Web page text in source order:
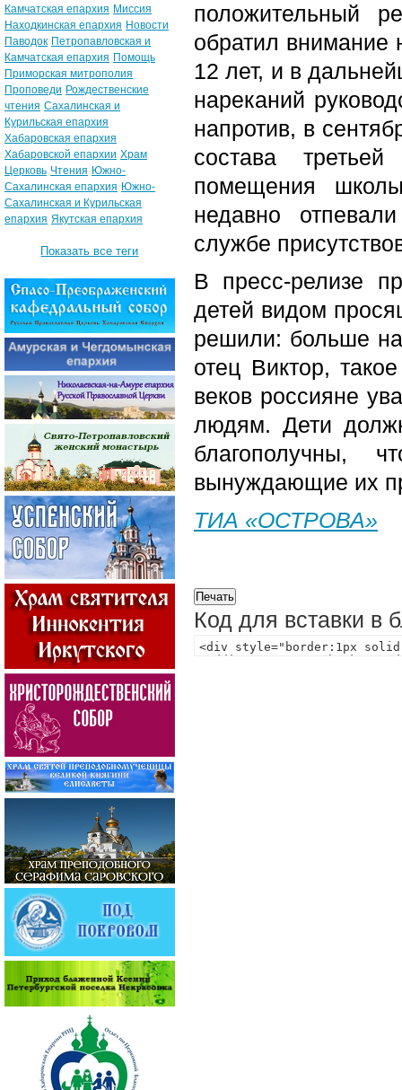
положительный
обратил внимание
12 лет, и в
нареканий
напротив, в
состава
помещения
недавно
службе
В пресс-релизе
детей видом
решили: больше на
отец Виктор,
веков россияне
людям. Дети
благополучны,
вынуждающие их
ТИА «ОСТРОВА»
Код для вставки в
Камчатская епархия Миссия
Находкинская епархия Новости
Паводок Петропавловская и
Камчатская епархия Помощь
Приморская митрополия
Проповеди Рождественские
чтения Сахалинская и
Курильская епархия
Хабаровская епархия
Хабаровской епархии Храм
Церковь Чтения Южно-
Сахалинская епархия Южно-
Сахалинская и Курильская
епархия Якутская епархия
Показать все теги